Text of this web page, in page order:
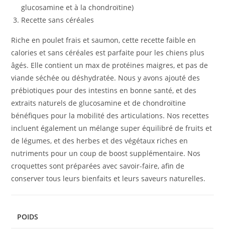
glucosamine et à la chondroïtine)
Recette sans céréales
Riche en poulet frais et saumon, cette recette faible en
calories et sans céréales est parfaite pour les chiens plus
âgés. Elle contient un max de protéines maigres, et pas de
viande séchée ou déshydratée. Nous y avons ajouté des
prébiotiques pour des intestins en bonne santé, et des
extraits naturels de glucosamine et de chondroïtine
bénéfiques pour la mobilité des articulations. Nos recettes
incluent également un mélange super équilibré de fruits et
de légumes, et des herbes et des végétaux riches en
nutriments pour un coup de boost supplémentaire. Nos
croquettes sont préparées avec savoir-faire, afin de
conserver tous leurs bienfaits et leurs saveurs naturelles.
POIDS